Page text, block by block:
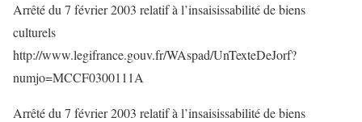
Arrêté du 7 février 2003 relatif à l’insaisissabilité de biens
culturels
http://www.legifrance.gouv.fr/WAspad/UnTexteDeJorf?
numjo=MCCF0300111A
Arrêté du 7 février 2003 relatif à l’insaisissabilité de biens